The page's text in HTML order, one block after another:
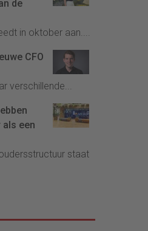
de
in oktober aan....
CFO
verschillende...
een
staat